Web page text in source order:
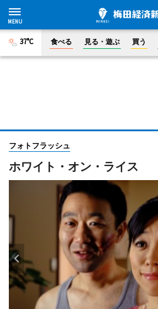
37°C 食べる 見る・遊ぶ 買う
フォトフラッシュ
ホワイト・オン・ライス